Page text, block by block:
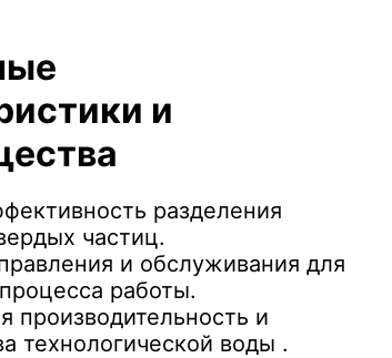
и
разделения
частиц.
и обслуживания для
работы.
производительность и
технологической воды .